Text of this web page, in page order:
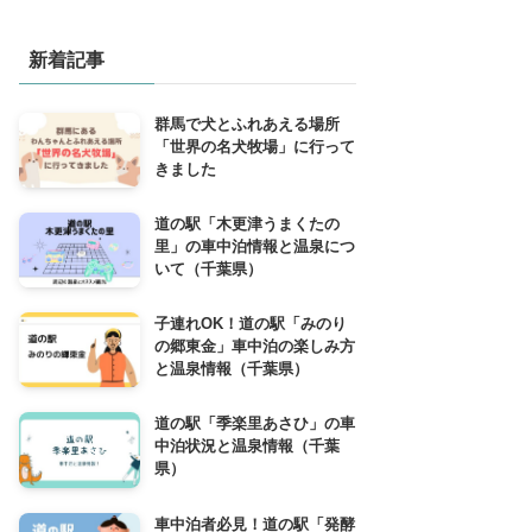
新着記事
群馬で犬とふれあえる場所
「世界の名犬牧場」に行って
きました
道の駅「木更津うまくたの
里」の車中泊情報と温泉につ
いて（千葉県）
子連れOK！道の駅「みのり
の郷東金」車中泊の楽しみ方
と温泉情報（千葉県）
道の駅「季楽里あさひ」の車
中泊状況と温泉情報（千葉
県）
車中泊者必見！道の駅「発酵